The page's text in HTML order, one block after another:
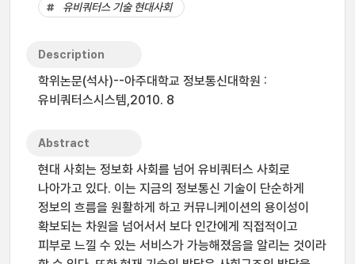
유비쿼터스 기술 현대사회
Description
학위논문(석사)--아주대학교 정보통신대학원 :
유비쿼터스시스템,2010. 8
Abstract
현대 사회는 정보화 사회를 넘어 유비쿼터스 사회로
나아가고 있다. 이는 지금의 정보통신 기술이 단순하게
정보의 흐름을 원활하게 하고 커뮤니케이션의 용이성이
확보되는 차원을 넘어서서 보다 인간에게 직접적이고
피부로 느낄 수 있는 서비스가 가능해졌음을 알리는 것이라